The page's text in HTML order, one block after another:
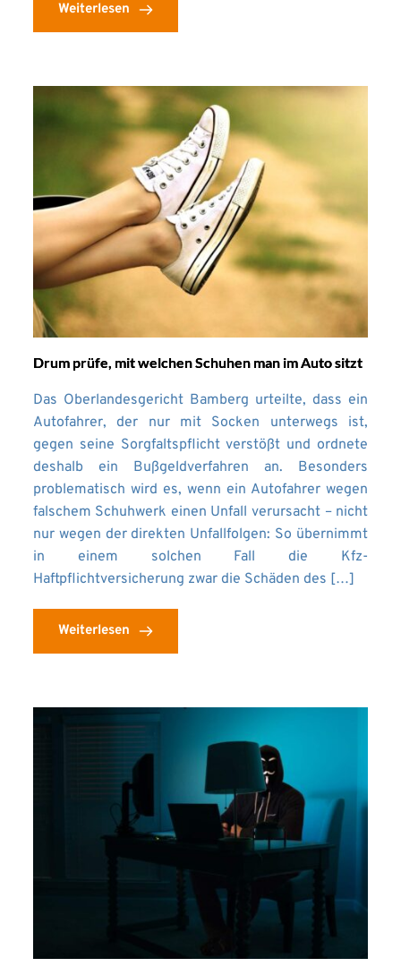
Weiterlesen
Drum prüfe, mit welchen Schuhen man im Auto sitzt
Das Oberlandesgericht Bamberg urteilte, dass ein
Autofahrer, der nur mit Socken unterwegs ist,
gegen seine Sorgfaltspflicht verstößt und ordnete
deshalb ein Bußgeldverfahren an. Besonders
problematisch wird es, wenn ein Autofahrer wegen
falschem Schuhwerk einen Unfall verursacht – nicht
nur wegen der direkten Unfallfolgen: So übernimmt
in einem solchen Fall die Kfz-
Haftpflichtversicherung zwar die Schäden des […]
Weiterlesen